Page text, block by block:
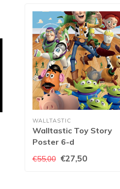
WALLTASTIC
Walltastic Toy Story
Poster 6-d
€55,00 €27,50